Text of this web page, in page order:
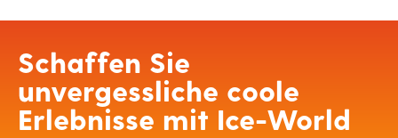
Schaffen Sie
unvergessliche coole
Erlebnisse mit Ice-World